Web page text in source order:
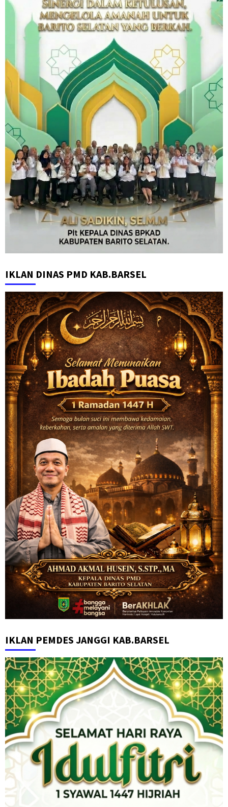
IKLAN DINAS PMD KAB.BARSEL
IKLAN PEMDES JANGGI KAB.BARSEL